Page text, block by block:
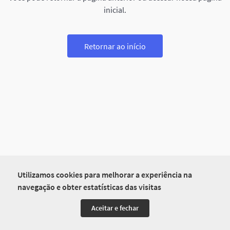
Utilizamos cookies para melhorar a experiência na
navegação e obter estatísticas das visitas
Aceitar e fechar
inicial.
Retornar ao início